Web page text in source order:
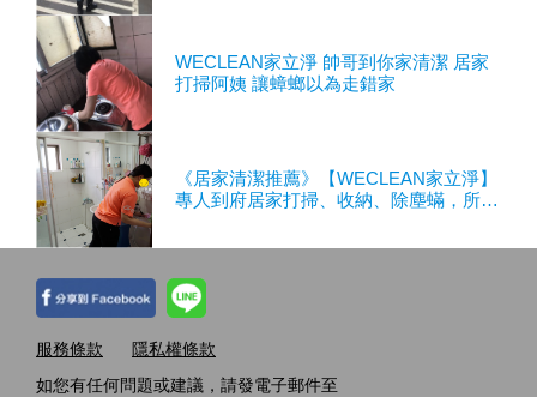
WECLEAN家立淨 帥哥到你家清潔 居家
打掃阿姨 讓蟑螂以為走錯家
《居家清潔推薦》【WECLEAN家立淨】
專人到府居家打掃、收納、除塵蟎，所有
服務條款
隱私權條款
如您有任何問題或建議，請發電子郵件至